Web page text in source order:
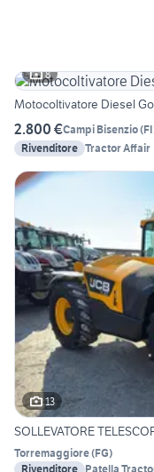
8
Motocoltivatore Diesel
2.800 €Campi Bisenzio(FI
Rivenditore Tractor Affair
13
SOLLEVATORE
Torremaggiore(FG)
Rivenditore Patella